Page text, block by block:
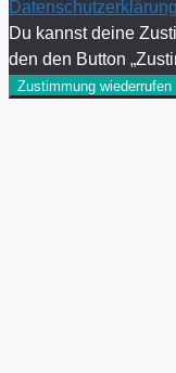
Datenschutzerklärung
Du kannst deine
den den Button
Zustimmung wiederrufen